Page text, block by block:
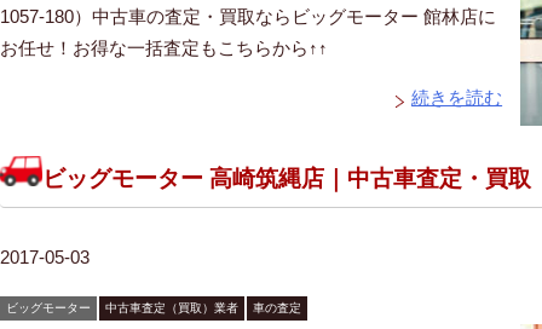
1057-180）中古車の査定・買取ならビッグモーター 館林店に
お任せ！お得な一括査定もこちらから↑↑
続きを読む
ビッグモーター 高崎筑縄店｜中古車査定・買取
2017-05-03
ビッグモーター 中古車査定（買取）業者 車の査定